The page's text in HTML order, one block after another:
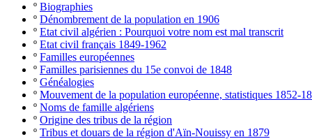
º Biographies
º Dénombrement de la population en 1906
º Etat civil algérien : Pourquoi votre nom est mal transcrit
º Etat civil français 1849-1962
º Familles européennes
º Familles parisiennes du 15e convoi de 1848
º Généalogies
º Mouvement de la population européenne, statistiques 1852-
º Noms de famille algériens
º Origine des tribus de la région
º Tribus et douars de la région d'Aïn-Nouissy en 1879